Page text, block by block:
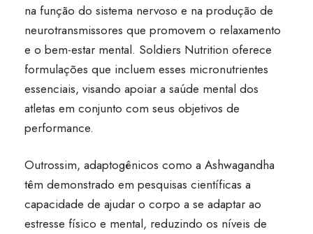
na função do sistema nervoso e na produção de
neurotransmissores que promovem o relaxamento
e o bem-estar mental. Soldiers Nutrition oferece
formulações que incluem esses micronutrientes
essenciais, visando apoiar a saúde mental dos
atletas em conjunto com seus objetivos de
performance.
Outrossim, adaptogênicos como a Ashwagandha
têm demonstrado em pesquisas científicas a
capacidade de ajudar o corpo a se adaptar ao
estresse físico e mental, reduzindo os níveis de